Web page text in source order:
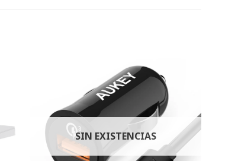
SIN EXISTENCIAS